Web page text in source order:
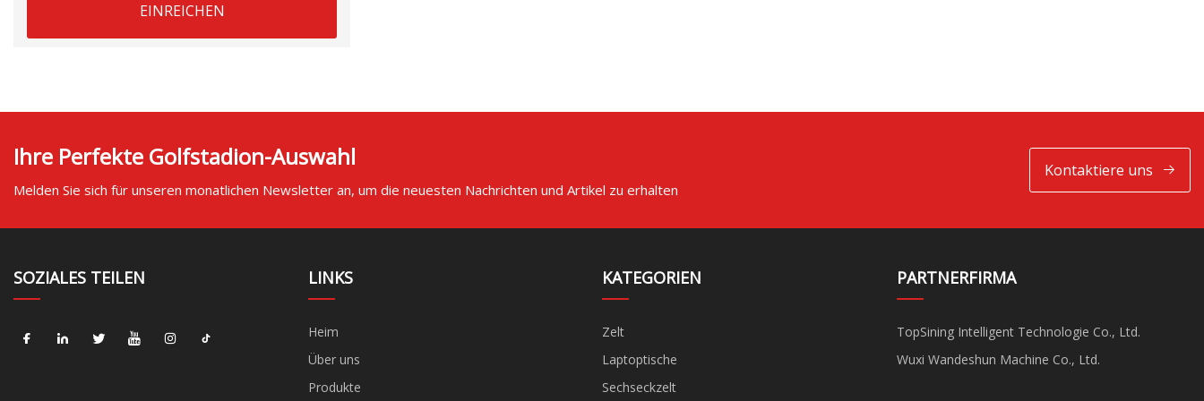
EINREICHEN
Ihre Perfekte Golfstadion-Auswahl
Melden Sie sich für unseren monatlichen Newsletter an, um die neuesten Nachrichten und Artikel zu erhalten
Kontaktiere uns
SOZIALES TEILEN LINKS
Heim
Über uns
Produkte
KATEGORIEN
Zelt
Laptoptische
Sechseckzelt
PARTNERFIRMA
TopSining Intelligent Technologie Co., Ltd.
Wuxi Wandeshun Machine Co., Ltd.